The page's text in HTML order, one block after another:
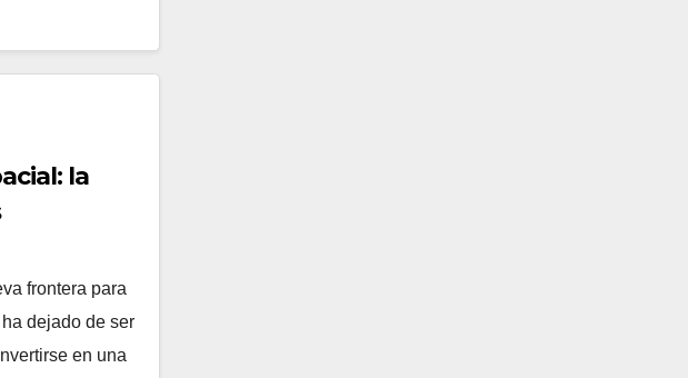
la
frontera para
dejado de ser
en una